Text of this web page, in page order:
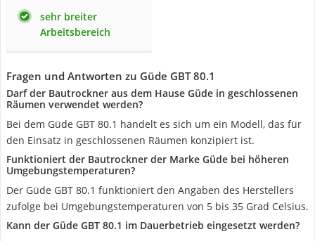
sehr breiter
Arbeitsbereich
Fragen und Antworten zu Güde GBT 80.1
Darf der Bautrockner aus dem Hause Güde in geschlossenen
Räumen verwendet werden?
Bei dem Güde GBT 80.1 handelt es sich um ein Modell, das für
den Einsatz in geschlossenen Räumen konzipiert ist.
Funktioniert der Bautrockner der Marke Güde bei höheren
Umgebungstemperaturen?
Der Güde GBT 80.1 funktioniert den Angaben des Herstellers
zufolge bei Umgebungstemperaturen von 5 bis 35 Grad Celsius.
Kann der Güde GBT 80.1 im Dauerbetrieb eingesetzt werden?